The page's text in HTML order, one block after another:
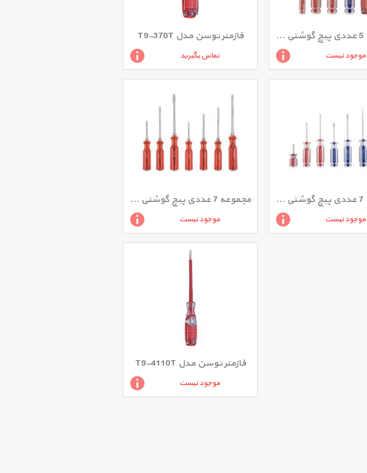
فازمتر توسن مدل T9-370T
تماس بگیرید
مجموعه 5 عددی پیچ گوشتی و فازمتر توسن مدل T90N-SB5E
موجود نیست
مجموعه 7 عددی پیچ گوشتی توسن مدل T4865-SB7
موجود نیست
مجموعه 7 عددی پیچ گوشتی توسن مدل T90N-SB7S
موجود نیست
فازمتر توسن مدل T9-4110T
موجود نیست